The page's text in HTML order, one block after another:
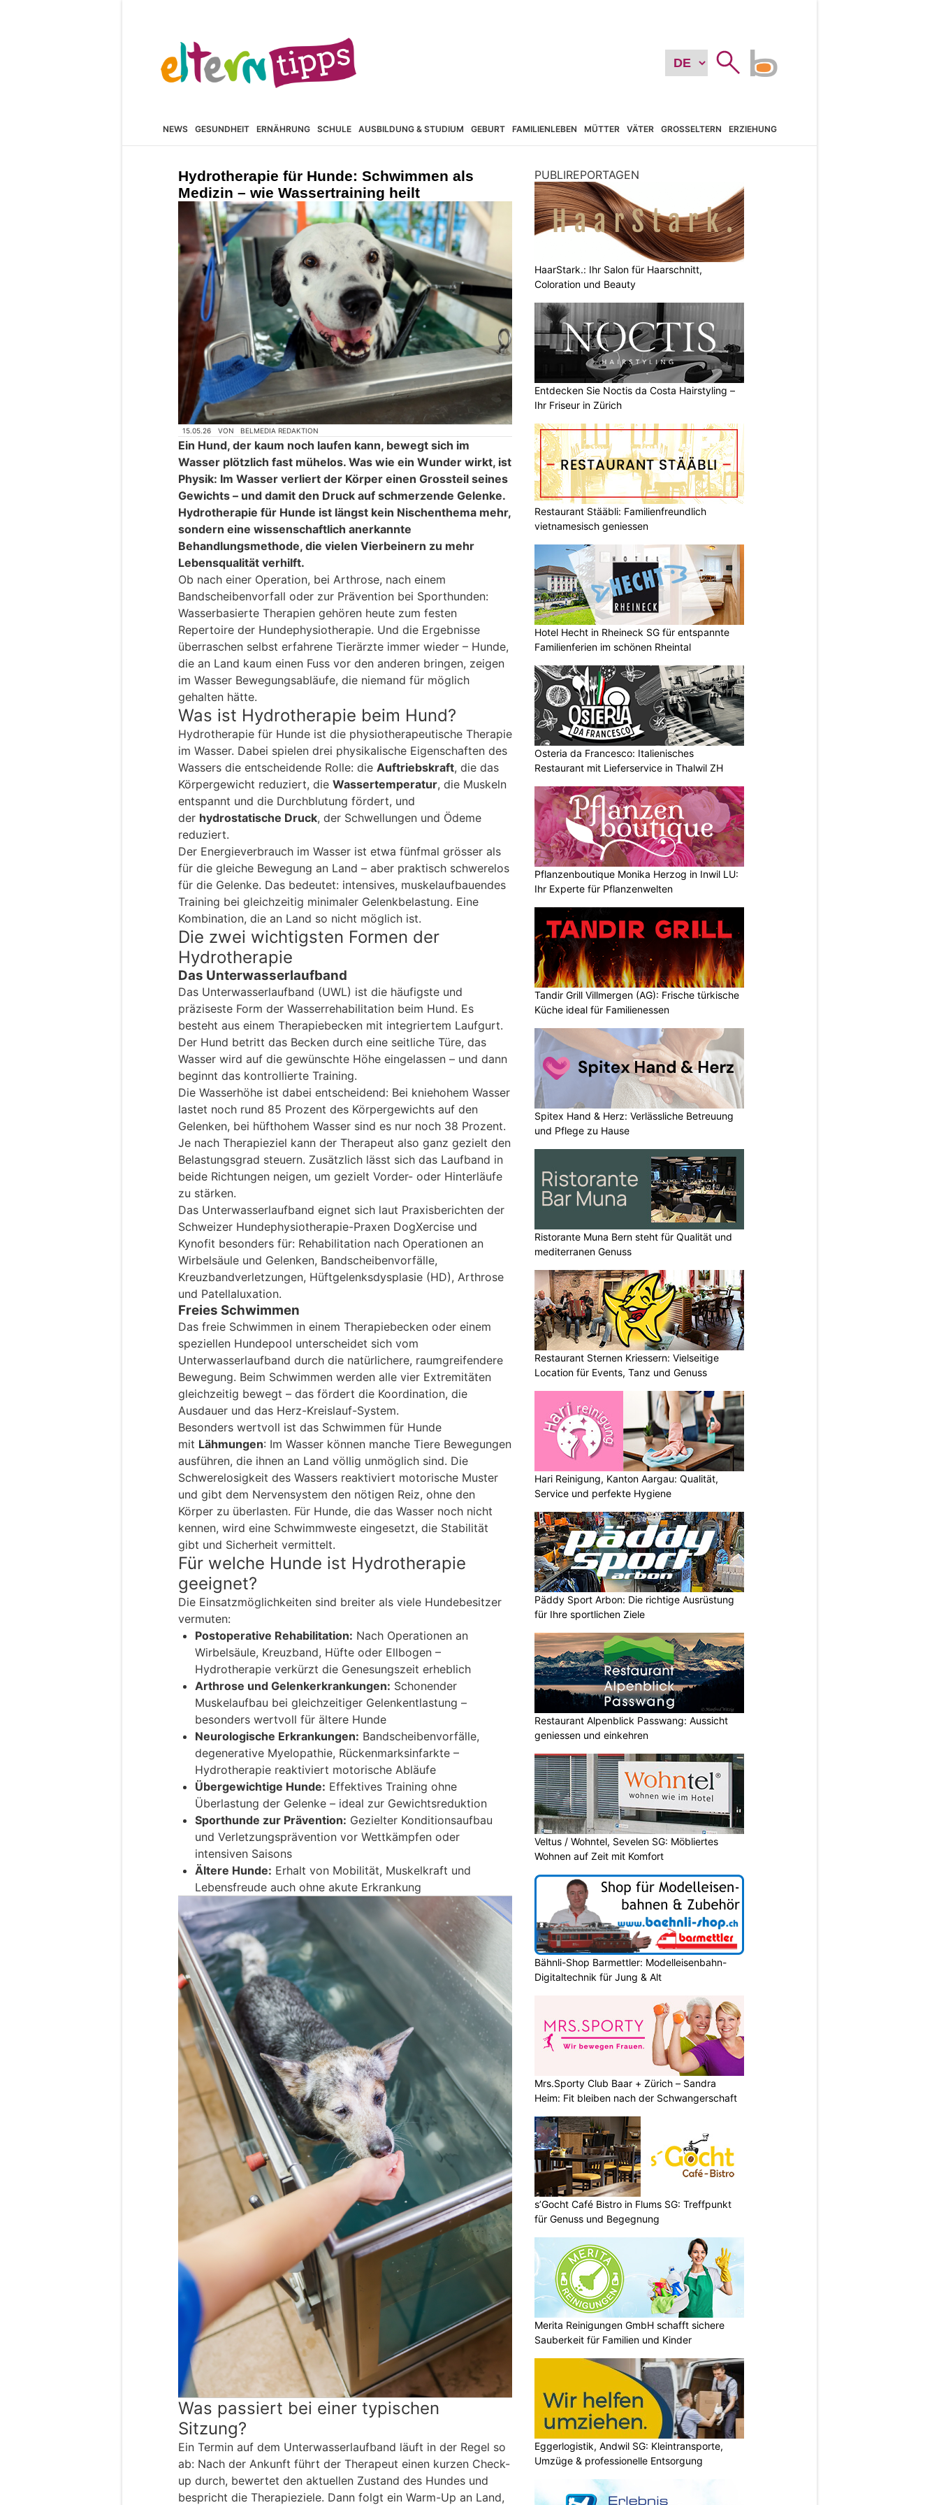
NEWS GESUNDHEIT ERNÄHRUNG SCHULE AUSBILDUNG & STUDIUM GEBURT FAMILIENLEBEN MÜTTER VÄTER GROSSELTERN ERZIEHUNG
Hydrotherapie für Hunde: Schwimmen als
Medizin – wie Wassertraining heilt
15.05.26 VON BELMEDIA REDAKTION
Ein Hund, der kaum noch laufen kann, bewegt sich im
Wasser plötzlich fast mühelos. Was wie ein Wunder wirkt, ist
Physik: Im Wasser verliert der Körper einen Grossteil seines
Gewichts – und damit den Druck auf schmerzende Gelenke.
Hydrotherapie für Hunde ist längst kein Nischenthema mehr,
sondern eine wissenschaftlich anerkannte
Behandlungsmethode, die vielen Vierbeinern zu mehr
Lebensqualität verhilft.
Ob nach einer Operation, bei Arthrose, nach einem
Bandscheibenvorfall oder zur Prävention bei Sporthunden:
Wasserbasierte Therapien gehören heute zum festen
Repertoire der Hundephysiotherapie. Und die Ergebnisse
überraschen selbst erfahrene Tierärzte immer wieder – Hunde,
die an Land kaum einen Fuss vor den anderen bringen, zeigen
im Wasser Bewegungsabläufe, die niemand für möglich
gehalten hätte.
Was ist Hydrotherapie beim Hund?
Hydrotherapie für Hunde ist die physiotherapeutische Therapie
im Wasser. Dabei spielen drei physikalische Eigenschaften des
Wassers die entscheidende Rolle: die Auftriebskraft, die das
Körpergewicht reduziert, die Wassertemperatur, die Muskeln
entspannt und die Durchblutung fördert, und
der hydrostatische Druck, der Schwellungen und Ödeme
reduziert.
Der Energieverbrauch im Wasser ist etwa fünfmal grösser als
für die gleiche Bewegung an Land – aber praktisch schwerelos
für die Gelenke. Das bedeutet: intensives, muskelaufbauendes
Training bei gleichzeitig minimaler Gelenkbelastung. Eine
Kombination, die an Land so nicht möglich ist.
Die zwei wichtigsten Formen der
Hydrotherapie
Das Unterwasserlaufband
Das Unterwasserlaufband (UWL) ist die häufigste und
präziseste Form der Wasserrehabilitation beim Hund. Es
besteht aus einem Therapiebecken mit integriertem Laufgurt.
Der Hund betritt das Becken durch eine seitliche Türe, das
Wasser wird auf die gewünschte Höhe eingelassen – und dann
beginnt das kontrollierte Training.
Die Wasserhöhe ist dabei entscheidend: Bei kniehohem Wasser
lastet noch rund 85 Prozent des Körpergewichts auf den
Gelenken, bei hüfthohem Wasser sind es nur noch 38 Prozent.
Je nach Therapieziel kann der Therapeut also ganz gezielt den
Belastungsgrad steuern. Zusätzlich lässt sich das Laufband in
beide Richtungen neigen, um gezielt Vorder- oder Hinterläufe
zu stärken.
Das Unterwasserlaufband eignet sich laut Praxisberichten der
Schweizer Hundephysiotherapie-Praxen DogXercise und
Kynofit besonders für: Rehabilitation nach Operationen an
Wirbelsäule und Gelenken, Bandscheibenvorfälle,
Kreuzbandverletzungen, Hüftgelenksdysplasie (HD), Arthrose
und Patellaluxation.
Freies Schwimmen
Das freie Schwimmen in einem Therapiebecken oder einem
speziellen Hundepool unterscheidet sich vom
Unterwasserlaufband durch die natürlichere, raumgreifendere
Bewegung. Beim Schwimmen werden alle vier Extremitäten
gleichzeitig bewegt – das fördert die Koordination, die
Ausdauer und das Herz-Kreislauf-System.
Besonders wertvoll ist das Schwimmen für Hunde
mit Lähmungen: Im Wasser können manche Tiere Bewegungen
ausführen, die ihnen an Land völlig unmöglich sind. Die
Schwerelosigkeit des Wassers reaktiviert motorische Muster
und gibt dem Nervensystem den nötigen Reiz, ohne den
Körper zu überlasten. Für Hunde, die das Wasser noch nicht
kennen, wird eine Schwimmweste eingesetzt, die Stabilität
gibt und Sicherheit vermittelt.
Für welche Hunde ist Hydrotherapie
geeignet?
Die Einsatzmöglichkeiten sind breiter als viele Hundebesitzer
vermuten:
Postoperative Rehabilitation: Nach Operationen an
Wirbelsäule, Kreuzband, Hüfte oder Ellbogen –
Hydrotherapie verkürzt die Genesungszeit erheblich
Arthrose und Gelenkerkrankungen: Schonender
Muskelaufbau bei gleichzeitiger Gelenkentlastung –
besonders wertvoll für ältere Hunde
Neurologische Erkrankungen: Bandscheibenvorfälle,
degenerative Myelopathie, Rückenmarksinfarkte –
Hydrotherapie reaktiviert motorische Abläufe
Übergewichtige Hunde: Effektives Training ohne
Überlastung der Gelenke – ideal zur Gewichtsreduktion
Sporthunde zur Prävention: Gezielter Konditionsaufbau
und Verletzungsprävention vor Wettkämpfen oder
intensiven Saisons
Ältere Hunde: Erhalt von Mobilität, Muskelkraft und
Lebensfreude auch ohne akute Erkrankung
Was passiert bei einer typischen
Sitzung?
Ein Termin auf dem Unterwasserlaufband läuft in der Regel so
ab: Nach der Ankunft führt der Therapeut einen kurzen Check-
up durch, bewertet den aktuellen Zustand des Hundes und
bespricht die Therapieziele. Dann folgt ein Warm-Up an Land,
PUBLIREPORTAGEN
HaarStark.: Ihr Salon für Haarschnitt,
Coloration und Beauty
Entdecken Sie Noctis da Costa Hairstyling –
Ihr Friseur in Zürich
Restaurant Stääbli: Familienfreundlich
vietnamesisch geniessen
Hotel Hecht in Rheineck SG für entspannte
Familienferien im schönen Rheintal
Osteria da Francesco: Italienisches
Restaurant mit Lieferservice in Thalwil ZH
Pflanzenboutique Monika Herzog in Inwil LU:
Ihr Experte für Pflanzenwelten
Tandir Grill Villmergen (AG): Frische türkische
Küche ideal für Familienessen
Spitex Hand & Herz: Verlässliche Betreuung
und Pflege zu Hause
Ristorante Muna Bern steht für Qualität und
mediterranen Genuss
Restaurant Sternen Kriessern: Vielseitige
Location für Events, Tanz und Genuss
Hari Reinigung, Kanton Aargau: Qualität,
Service und perfekte Hygiene
Päddy Sport Arbon: Die richtige Ausrüstung
für Ihre sportlichen Ziele
Restaurant Alpenblick Passwang: Aussicht
geniessen und einkehren
Veltus / Wohntel, Sevelen SG: Möbliertes
Wohnen auf Zeit mit Komfort
Bähnli-Shop Barmettler: Modelleisenbahn-
Digitaltechnik für Jung & Alt
Mrs.Sporty Club Baar + Zürich – Sandra
Heim: Fit bleiben nach der Schwangerschaft
s’Gocht Café Bistro in Flums SG: Treffpunkt
für Genuss und Begegnung
Merita Reinigungen GmbH schafft sichere
Sauberkeit für Familien und Kinder
Eggerlogistik, Andwil SG: Kleintransporte,
Umzüge & professionelle Entsorgung